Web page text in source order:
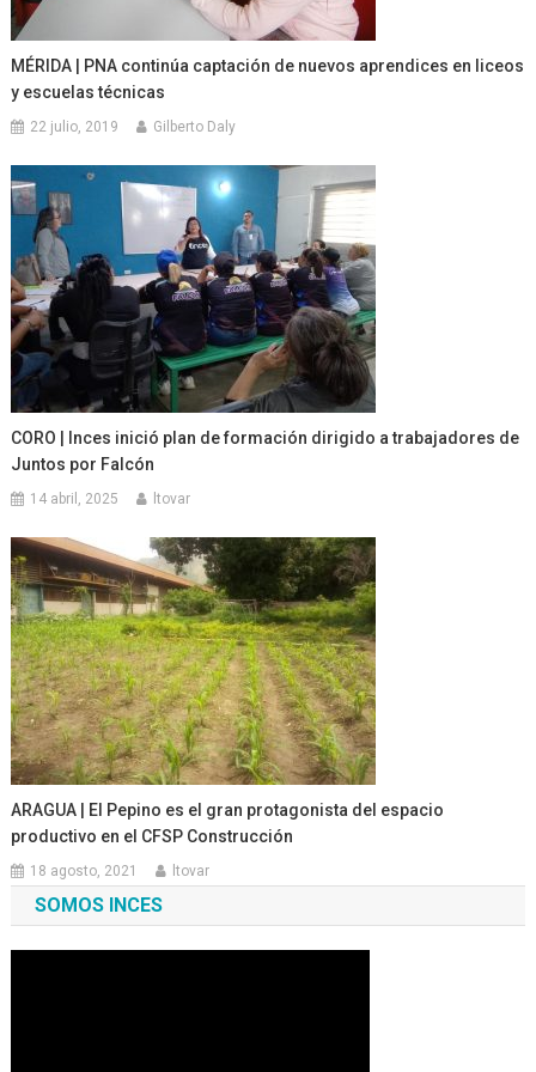
MÉRIDA | PNA continúa captación de nuevos aprendices en liceos
y escuelas técnicas
22 julio, 2019 Gilberto Daly
CORO | Inces inició plan de formación dirigido a trabajadores de
Juntos por Falcón
14 abril, 2025 ltovar
ARAGUA | El Pepino es el gran protagonista del espacio
productivo en el CFSP Construcción
18 agosto, 2021 ltovar
SOMOS INCES